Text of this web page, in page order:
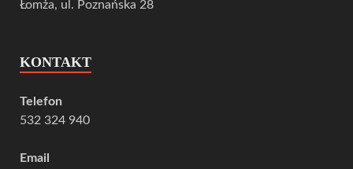
Łomża, ul. Poznańska 28
KONTAKT
Telefon
532 324 940
Email